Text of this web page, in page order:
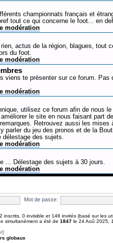
championnats français et
tout ce qui concerne le foot... en
modération
actus de la région, blagues, tout
du foot.
modération
viens te présenter sur ce forum. Pas
modération
utilisez ce forum afin de nous le
le site en nous faisant part
Retrouvez aussi les mises
parler du jeu des pronos et de la
des sujets.
modération
... Délestage des sujets à 30 jours.
modération
Mot de passe:
inscrits, 0 invisible et 146 invités (basé sur les
simultanément a été de 1847 le 24 Aoû 2025,
globaux